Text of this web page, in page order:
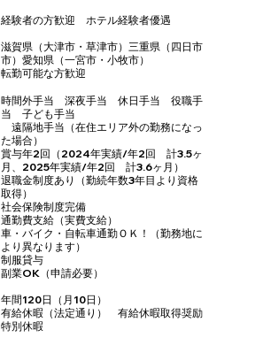
経験者の方歓迎 ホテル経験者優遇
滋賀県（大津市・草津市）三重県（四日市
市）愛知県（一宮市・小牧市）
転勤可能な方歓迎
時間外手当 深夜手当 休日手当 役職手
当 子ども手当
遠隔地手当（在住エリア外の勤務になっ
た場合）
賞与年2回（2024年実績/年2回 計3.5ヶ
月、2025年実績/年2回 計3.6ヶ月）
退職金制度あり（勤続年数3年目より資格
取得）
社会保険制度完備
通勤費支給（実費支給）
車・バイク・自転車通勤ＯＫ！（勤務地に
より異なります）
制服貸与
副業OK（申請必要）
年間120日（月10日）
有給休暇（法定通り） 有給休暇取得奨励
特別休暇